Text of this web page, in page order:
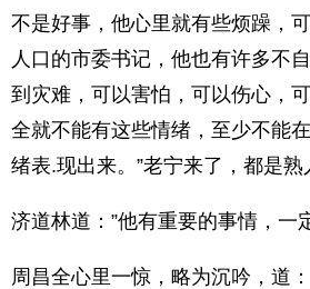
不是好事，他心里就有些烦躁，
人口的市委书记，他也有许多不
到灾难，可以害怕，可以伤心，
全就不能有这些情绪，至少不能
绪表.现出来。”老宁来了，都是熟
济道林道：”他有重要的事情，一
周昌全心里一惊，略为沉吟，道